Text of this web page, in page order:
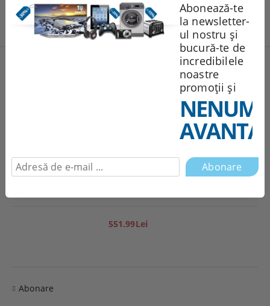
551.99Lei
Abonare
Abonează-te
la newsletter-
ul nostru și
bucură-te de
incredibilele
noastre
promoții și